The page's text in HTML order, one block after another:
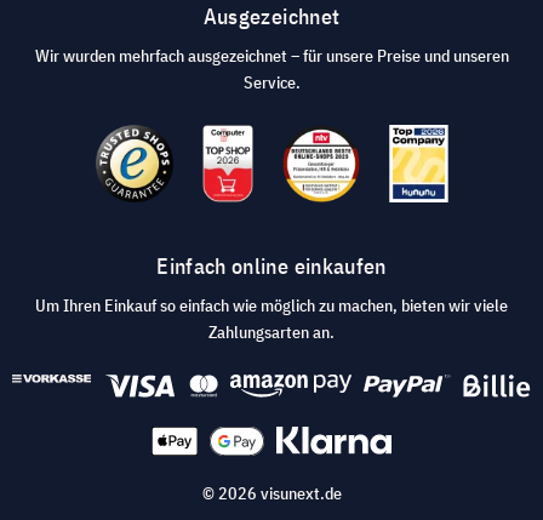
Ausgezeichnet
Wir wurden mehrfach ausgezeichnet – für unsere Preise und unseren
Service.
Einfach online einkaufen
Um Ihren Einkauf so einfach wie möglich zu machen, bieten wir viele
Zahlungsarten an.
© 2026 visunext.de